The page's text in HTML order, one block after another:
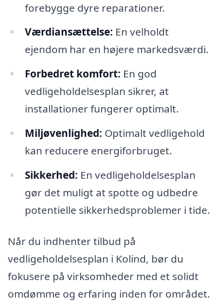
forebygge dyre reparationer.
Værdiansættelse: En velholdt
ejendom har en højere markedsværdi.
Forbedret komfort: En god
vedligeholdelsesplan sikrer, at
installationer fungerer optimalt.
Miljøvenlighed: Optimalt vedligehold
kan reducere energiforbruget.
Sikkerhed: En vedligeholdelsesplan
gør det muligt at spotte og udbedre
potentielle sikkerhedsproblemer i tide.
Når du indhenter tilbud på
vedligeholdelsesplan i Kolind, bør du
fokusere på virksomheder med et solidt
omdømme og erfaring inden for området.